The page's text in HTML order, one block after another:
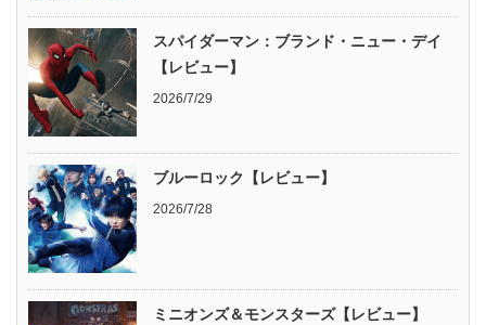
スパイダーマン：ブランド・ニュー・デイ
【レビュー】
2026/7/29
ブルーロック【レビュー】
2026/7/28
ミニオンズ＆モンスターズ【レビュー】